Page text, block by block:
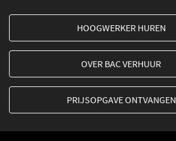
HOOGWERKER HUREN
OVER BAC VERHUUR
PRIJSOPGAVE ONTVANGEN